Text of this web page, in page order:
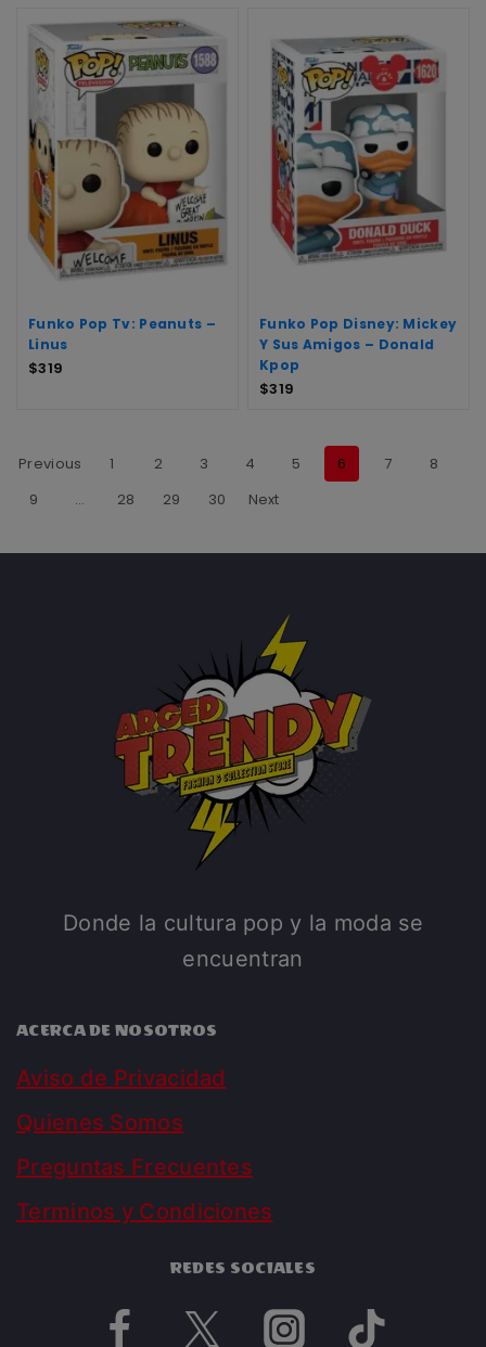
Funko Pop Tv: Peanuts –
Linus
$319
Funko Pop Disney: Mickey
Y Sus Amigos – Donald
Kpop
$319
Previous 1 2 3 4 5 6 7
8
9
… 28 29 30 Next
Donde la cultura pop y la moda se
encuentran
ACERCA DE NOSOTROS
Aviso de Privacidad
Quienes Somos
Preguntas Frecuentes
Terminos y Condiciones
REDES SOCIALES